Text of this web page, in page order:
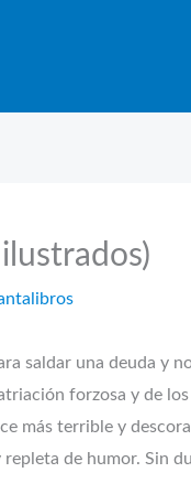
saldar una deuda y
forzosa y de
más terrible y
de humor. Sin